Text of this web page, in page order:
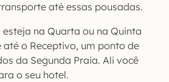
até essas pousadas.
na Quarta ou na Quinta
até o Receptivo, um ponto de
da Segunda Praia. Ali você
o seu hotel.